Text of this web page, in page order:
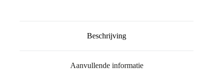
Beschrijving
Aanvullende informatie